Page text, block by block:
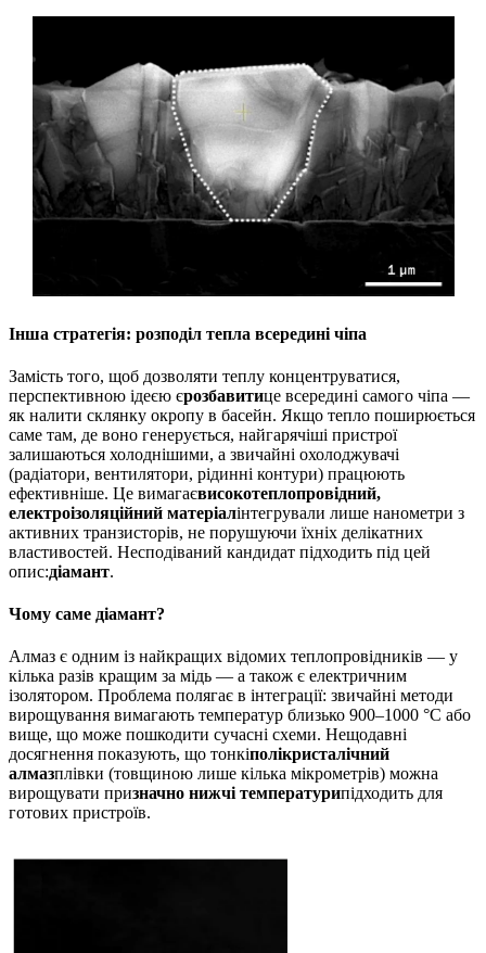
Інша стратегія: розподіл тепла всередині чіпа
Замість того, щоб дозволяти теплу концентруватися,
перспективною ідеєю єрозбавитице всередині самого чіпа —
як налити склянку окропу в басейн. Якщо тепло поширюється
саме там, де воно генерується, найгарячіші пристрої
залишаються холоднішими, а звичайні охолоджувачі
(радіатори, вентилятори, рідинні контури) працюють
ефективніше. Це вимагаєвисокотеплопровідний,
електроізоляційний матеріалінтегрували лише нанометри з
активних транзисторів, не порушуючи їхніх делікатних
властивостей. Несподіваний кандидат підходить під цей
опис:діамант.
Чому саме діамант?
Алмаз є одним із найкращих відомих теплопровідників — у
кілька разів кращим за мідь — а також є електричним
ізолятором. Проблема полягає в інтеграції: звичайні методи
вирощування вимагають температур близько 900–1000 °C або
вище, що може пошкодити сучасні схеми. Нещодавні
досягнення показують, що тонкіполікристалічний
алмазплівки (товщиною лише кілька мікрометрів) можна
вирощувати призначно нижчі температурипідходить для
готових пристроїв.